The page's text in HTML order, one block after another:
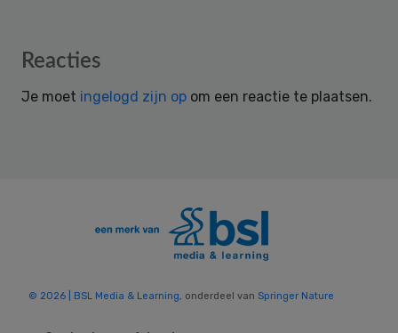
Reader
Reacties
Je moet ingelogd zijn op om een reactie te plaatsen.
© 2026 | BSL Media & Learning, onderdeel van Springer Nature